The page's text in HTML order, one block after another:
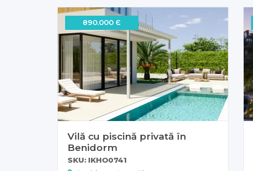
890.000 Є
Vilă cu piscină privată în
Benidorm
SKU: IKHO0741